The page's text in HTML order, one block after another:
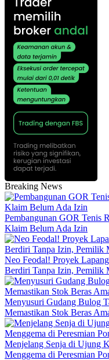
Breaking News
Pembangunan GOR Tenis
Klaim Belum Ada Izin
Neo Feodal! Proyek
Berdiri Tanpa Izin, Pemilik
Menyusuri Gudang Bulog
Memastikan Stok Beras
Menjelang Senja di Ujung
Menggema di Peresmian